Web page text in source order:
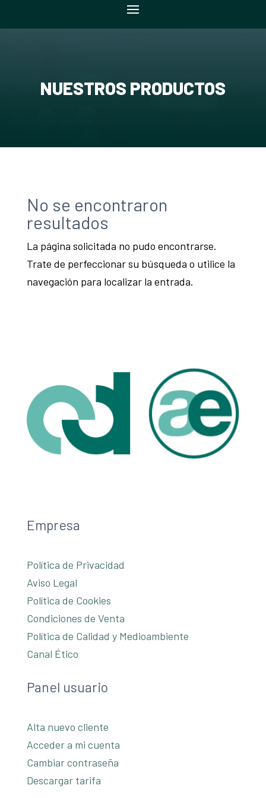
NUESTROS PRODUCTOS
No se encontraron
resultados
La página solicitada no pudo encontrarse.
Trate de perfeccionar su búsqueda o utilice la
navegación para localizar la entrada.
Empresa
Política de Privacidad
Aviso Legal
Política de Cookies
Condiciones de Venta
Política de Calidad y Medioambiente
Canal Ético
Panel usuario
Alta nuevo cliente
Acceder a mi cuenta
Cambiar contraseña
Descargar tarifa